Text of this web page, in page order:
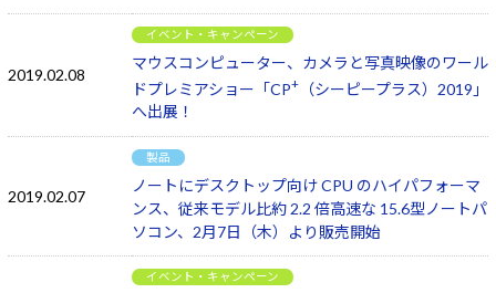
2019.02.08
イベント・キャンペーン
マウスコンピューター、カメラと写真映像のワール
ドプレミアショー「CP+
（シーピープラス）2019」
へ出展！
2019.02.07
製品
ノートにデスクトップ向け CPU のハイパフォーマ
ンス、従来モデル比約 2.2 倍高速な 15.6型ノートパ
ソコン、2月7日（木）より販売開始
イベント・キャンペーン